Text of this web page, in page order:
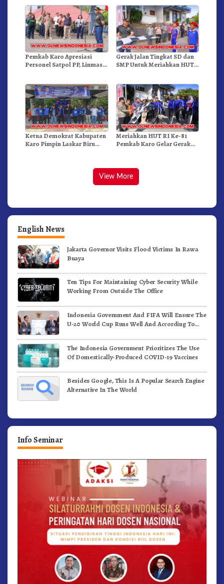
Pemkab Karo Apresiasi
Personel Satpol PP, Linmas,
Gerak Jalan Tingkat SD dan
SMP Untuk Meriahkan HUT
Ketua Demokrat Kabupaten
Karo Pimpin Laskar Biru
Meriahkan HUT RI Ke-81
Pemkab Karo Gelar Gerak
View More
English News
Jakarta Governor Visits Flood Victims In Rawa
Buaya
Ten Tips For Maintaining Cyber Security While
Working From Outside The Office
Indonesia Government And FIFA Will Ensure The
U-20 World Cup Runs Well And According To
The Indonesia Government Prioritizes The Use
Of Domestically-Produced COVID-19 Vaccines
Besides Google, This Is A Popular Search Engine
Alternative In The World
Info Seminar